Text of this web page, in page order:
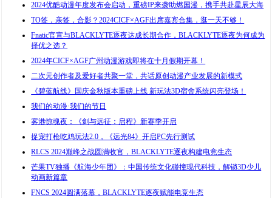
2024优酷动漫年度发布会启动，重磅IP来袭助燃国漫，携手共赴星辰大海
TO签，亲签，合影？2024CICF×AGF出席嘉宾合集，逛一天不够！
Fnatic官宣与BLACKLYTE逐夜达成长期合作，BLACKLYTE逐夜为何成为
择优之选？
2024年CICF×AGF广州动漫游戏即将在十月假期开幕！
二次元创作者及爱好者共聚一堂，共话原创动漫产业发展的新模式
《碧蓝航线》国庆金秋版本重磅上线 新玩法3D宿舍系统闪亮登场！
我们的动漫·我们的节日
雾港惊魂夜：《剑与远征：启程》新赛季开启
捉宠打枪吃鸡玩法2.0，《远光84》开启PC先行测试
RLCS 2024巅峰之战圆满收官，BLACKLYTE逐夜构建电竞生态
芒果TV独播《航海少年团》：中国传统文化碰撞现代科技，解锁3D少儿
动画新篇章
FNCS 2024圆满落幕，BLACKLYTE逐夜赋能电竞生态